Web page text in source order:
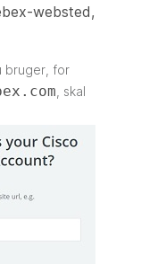
websted,
bruger, for
, skal